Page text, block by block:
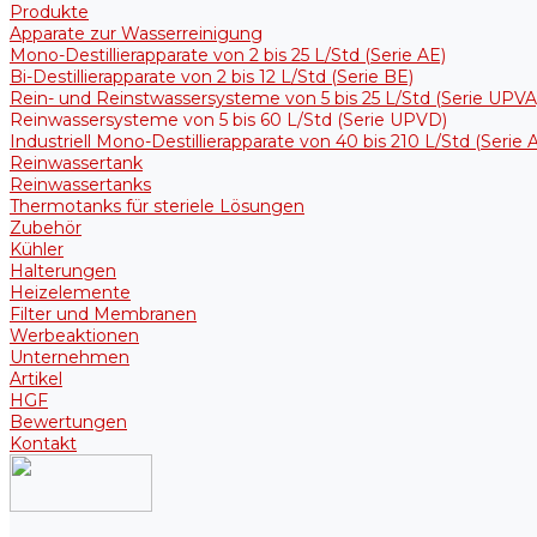
Produkte
Apparate zur Wasserreinigung
Mono-Destillierapparate von 2 bis 25 L/Std (Serie AE)
Bi-Destillierapparate von 2 bis 12 L/Std (Serie BE)
Rein- und Reinstwassersysteme von 5 bis 25 L/Std (Serie
Reinwassersysteme von 5 bis 60 L/Std (Serie UPVD)
Industriell Mono-Destillierapparate von 40 bis 210 L/Std (Serie
Reinwassertank
Reinwassertanks
Thermotanks für steriele Lösungen
Zubehör
Kühler
Halterungen
Heizelemente
Filter und Membranen
Werbeaktionen
Unternehmen
Artikel
HGF
Bewertungen
Kontakt